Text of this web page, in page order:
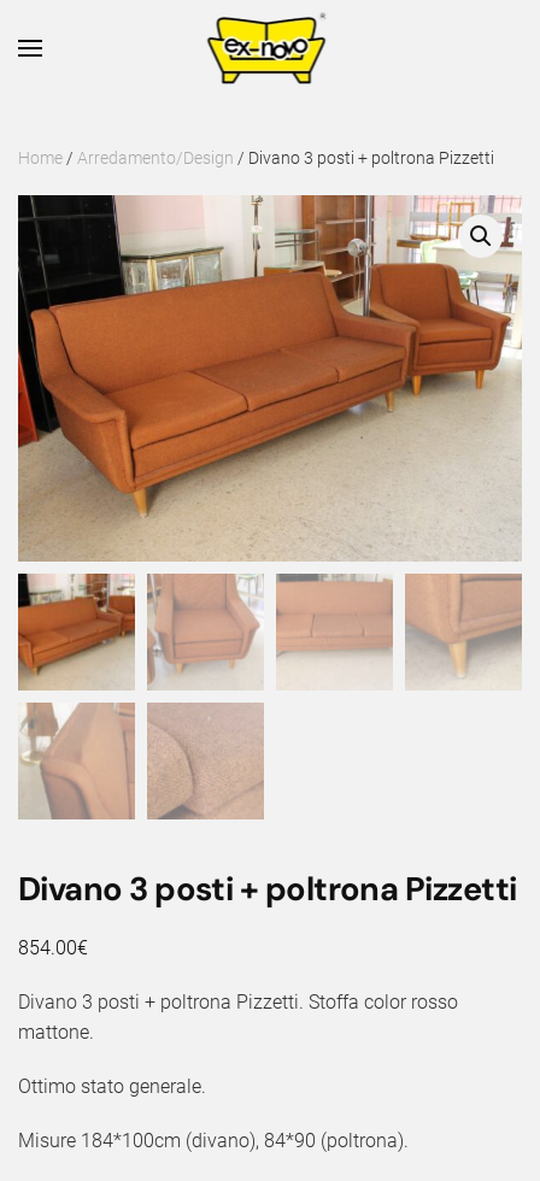
Skip to main content
Home / Arredamento/Design / Divano 3 posti + poltrona Pizzetti
Divano 3 posti + poltrona Pizzetti
854.00€
Divano 3 posti + poltrona Pizzetti. Stoffa color rosso
mattone.
Ottimo stato generale.
Misure 184*100cm (divano), 84*90 (poltrona).